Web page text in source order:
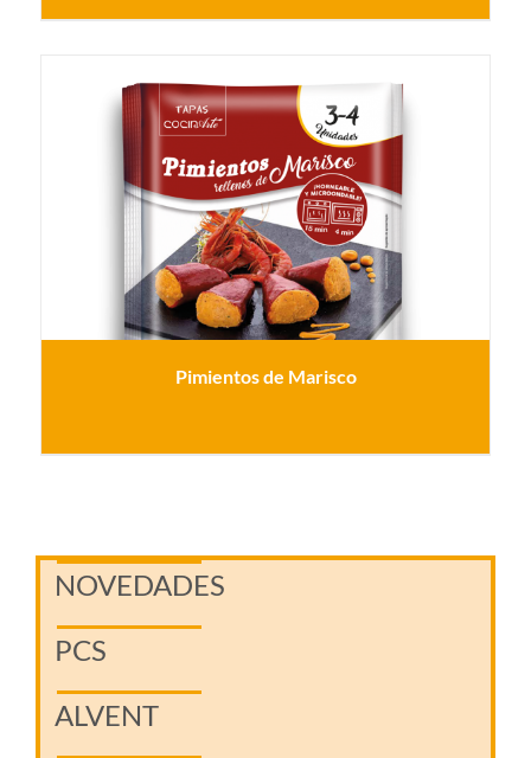
Pimientos de Marisco
NOVEDADES
PCS
ALVENT